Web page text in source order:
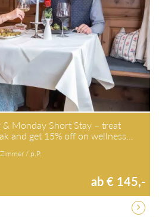
& Monday Short Stay – treat
and get 15% off on wellness…
/ p.P.
ab € 145,-